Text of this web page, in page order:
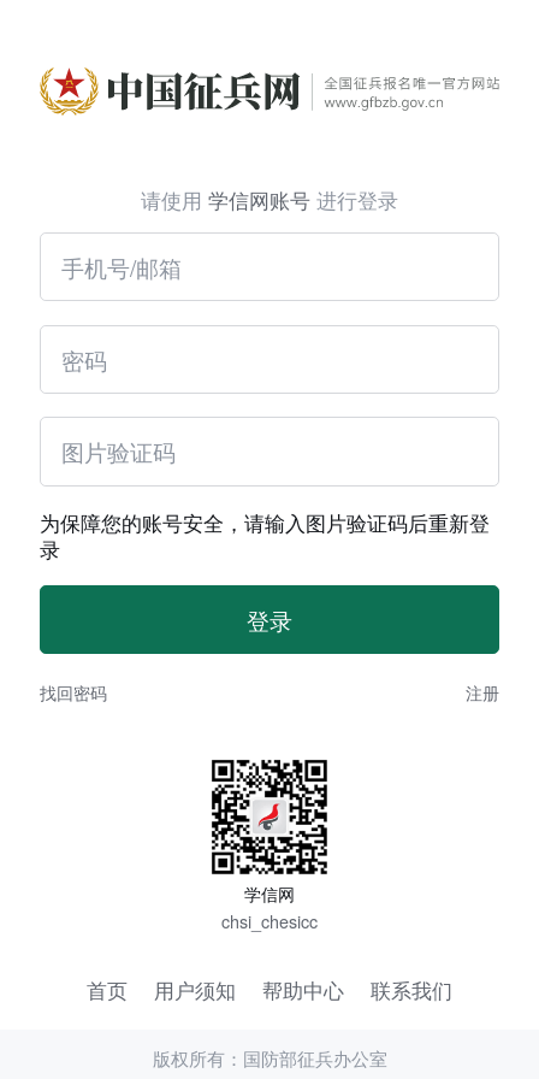
请使用 学信网账号 进行登录
为保障您的账号安全，请输入图片验证码后重新登
录
找回密码 注册
学信网
chsi_chesicc
首页 用户须知 帮助中心 联系我们
版权所有：国防部征兵办公室